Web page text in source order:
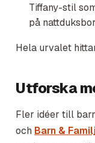
Tiffany-stil
på
Hela urvalet
Utforska
Fler idéer till
och Barn &